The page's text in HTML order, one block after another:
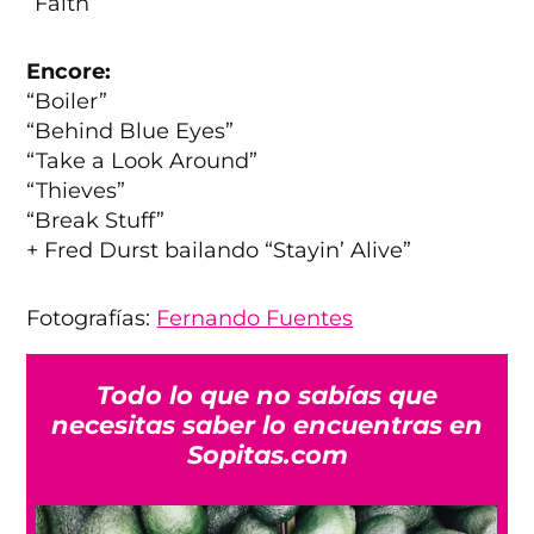
Encore:
“Boiler”
“Behind Blue Eyes”
“Take a Look Around”
“Thieves”
“Break Stuff”
+ Fred Durst bailando “Stayin’ Alive”
Fotografías: Fernando Fuentes
Todo lo que no sabías que
necesitas saber lo encuentras en
Sopitas.com